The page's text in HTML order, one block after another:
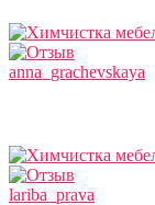
anna_grachevskaya
lariba_prava